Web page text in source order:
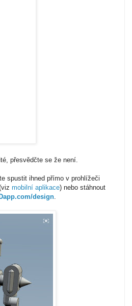
přesvědčte se že není.
spustit ihned přímo v prohlížeči
mobilní aplikace) nebo stáhnout
design